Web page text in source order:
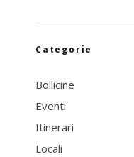
Categorie
Bollicine
Eventi
Itinerari
Locali